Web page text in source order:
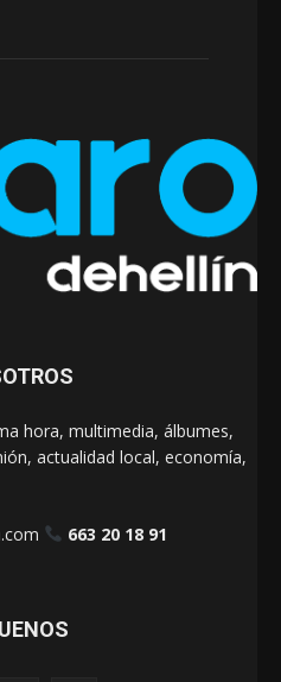
hora, multimedia, álbumes,
actualidad local, economía,
663 20 18 91